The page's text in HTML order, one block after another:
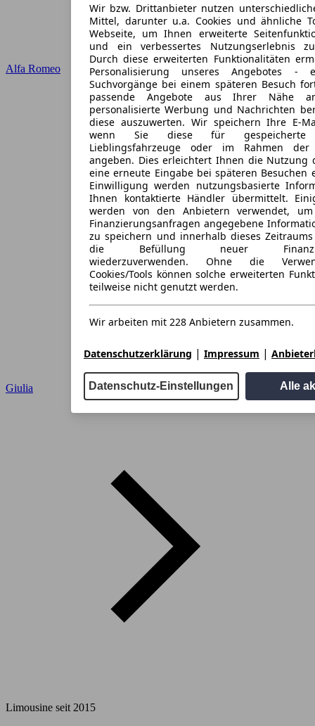
Alfa Romeo
Giulia
Limousine seit 2015
Wir bzw. Drittanbieter nutzen
Mittel, darunter u.a. Cookies und ähnliche
Webseite, um Ihnen erweiterte
und ein verbessertes Nutzungserlebnis
Durch diese erweiterten Funktionalitäten
Personalisierung unseres Angebotes
Suchvorgänge bei einem späteren Besuch
passende Angebote aus Ihrer Nähe
personalisierte Werbung und Nachrichten
diese auszuwerten. Wir speichern Ihre E-
wenn Sie diese für gespeicherte
Lieblingsfahrzeuge oder im Rahmen der
angeben. Dies erleichtert Ihnen die Nutzung
eine erneute Eingabe bei späteren
Einwilligung werden nutzungsbasierte
Ihnen kontaktierte Händler übermittelt.
werden von den Anbietern verwendet,
Finanzierungsanfragen angegebene
zu speichern und innerhalb dieses
die Befüllung neuer
wiederzuverwenden. Ohne die
Cookies/Tools können solche erweiterten
teilweise nicht genutzt werden.
Wir arbeiten mit 228 Anbietern zusammen.
Datenschutzerklärung | Impressum |
Datenschutz-Einstellungen Alle